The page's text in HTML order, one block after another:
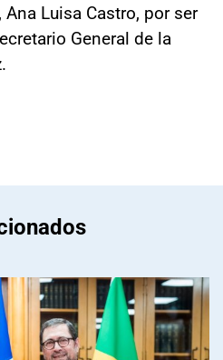
Luisa Castro, por ser
General de la